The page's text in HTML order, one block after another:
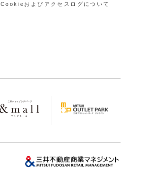
Cookieおよびアクセスログについて